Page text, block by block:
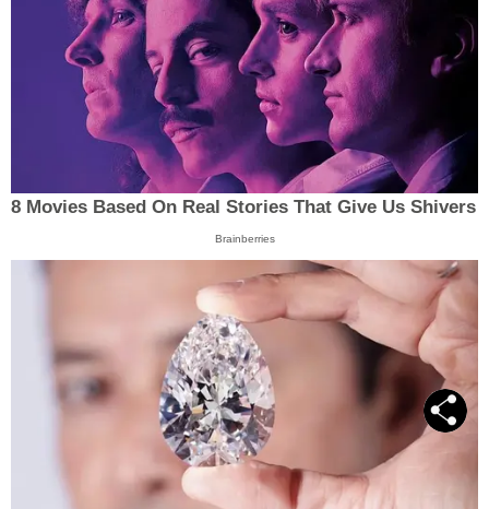
8 Movies Based On Real Stories That Give Us Shivers
Brainberries